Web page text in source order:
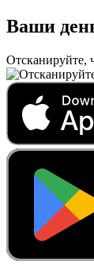
Ваши
Отсканируйте,